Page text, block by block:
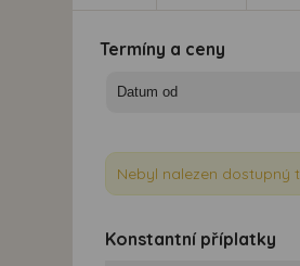
Termíny a ceny
Nebyl nalezen dostupný
Konstantní příplatky